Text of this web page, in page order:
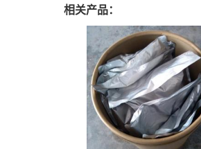
相关产品：